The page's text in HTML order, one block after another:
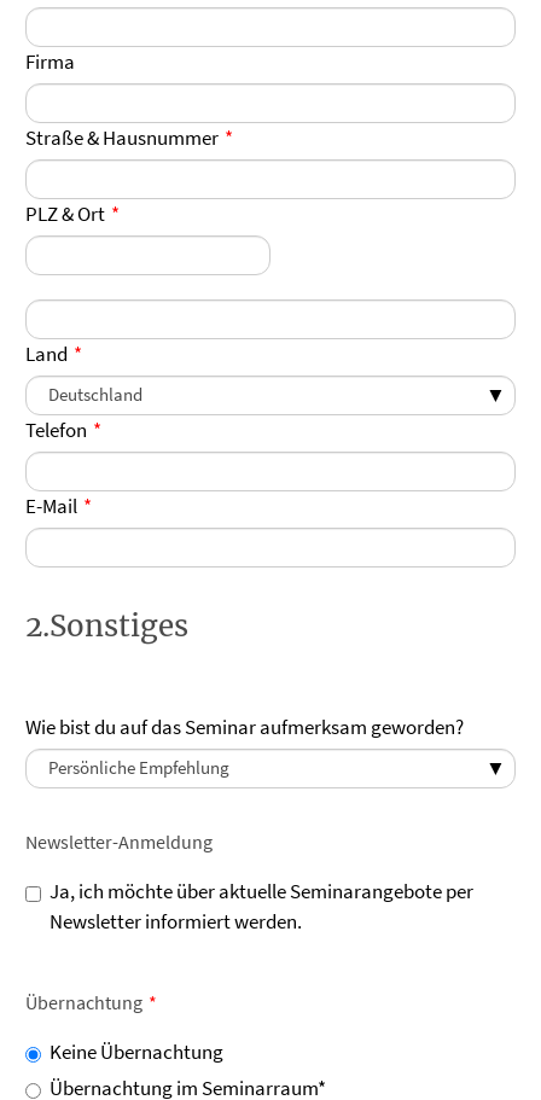
Firma
Straße & Hausnummer
PLZ & Ort
Land
Telefon
E-Mail
2.Sonstiges
Wie bist du auf das Seminar aufmerksam geworden?
Newsletter-Anmeldung
Ja, ich möchte über aktuelle Seminarangebote per
Newsletter informiert werden.
Übernachtung
Keine Übernachtung
Übernachtung im Seminarraum*